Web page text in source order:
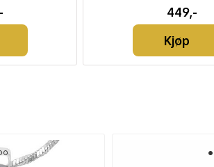
449,-
Kjøp